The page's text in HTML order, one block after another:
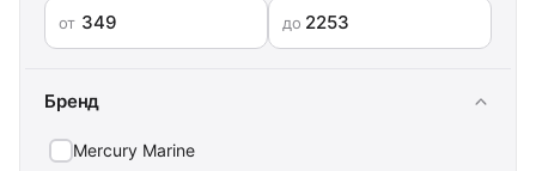
от до
Бренд
Mercury Marine